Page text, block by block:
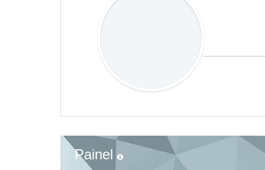
Painel